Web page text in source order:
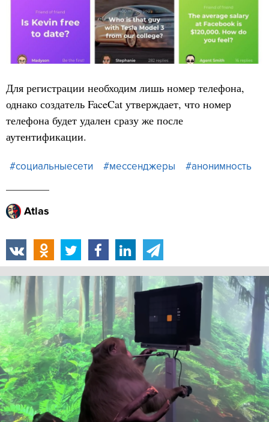
Для регистрации необходим лишь номер телефона,
однако создатель FaceCat утверждает, что номер
телефона будет удален сразу же после
аутентификации.
#социальныесети #мессенджеры #анонимность
Atlas